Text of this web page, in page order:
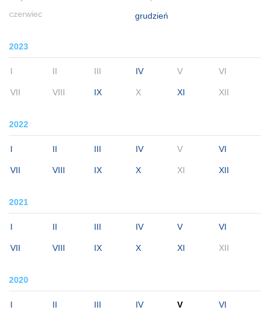
czerwiec
grudzień
2023
I II III IV V VI
VII VIII IX X XI XII
2022
I II III IV V VI
VII VIII IX X XI XII
2021
I II III IV V VI
VII VIII IX X XI XII
2020
I II III IV V VI